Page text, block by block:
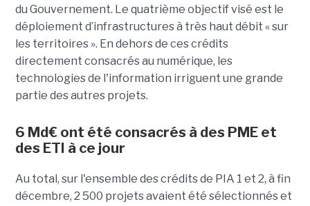
du Gouvernement. Le quatrième objectif visé est le
déploiement d’infrastructures à très haut débit « sur
les territoires ». En dehors de ces crédits
directement consacrés au numérique, les
technologies de l'information irriguent une grande
partie des autres projets.
6 Md€ ont été consacrés à des PME et
des ETI à ce jour
Au total, sur l'ensemble des crédits de PIA 1 et 2, à fin
décembre, 2 500 projets avaient été sélectionnés et